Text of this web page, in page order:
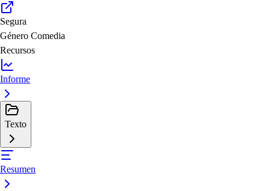
Segura
Género Comedia
Recursos
Informe
Texto
Resumen